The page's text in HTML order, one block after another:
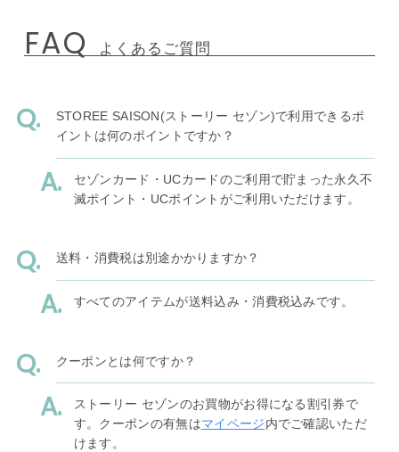
FAQ よくあるご質問
STOREE SAISON(ストーリー セゾン)で利用できるポ
イントは何のポイントですか？
セゾンカード・UCカードのご利用で貯まった永久不
滅ポイント・UCポイントがご利用いただけます。
送料・消費税は別途かかりますか？
すべてのアイテムが送料込み・消費税込みです。
クーポンとは何ですか？
ストーリー セゾンのお買物がお得になる割引券で
す。クーポンの有無はマイページ内でご確認いただ
けます。